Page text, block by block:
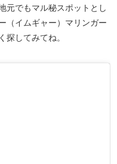
元でもマル秘スポットとし
（イムギャー）マリンガー
探してみてね。